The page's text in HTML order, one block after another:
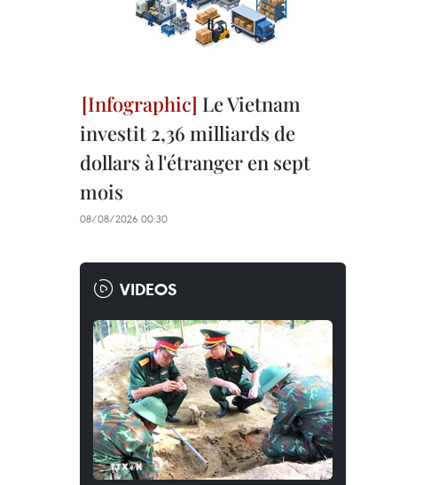
Le Vietnam
investit 2,36 milliards de
dollars à l'étranger en sept
mois
08/08/2026 00:30
VIDEOS